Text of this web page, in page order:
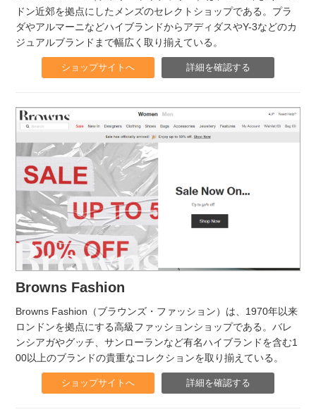
ドン近郊を拠点にしたメンズのセレクトショップである。プラ
ダやアルマーニなどハイブランドからアディダスやY-3などのカ
ジュアルブランドまで幅広く取り揃えている。
ショップサイトへ 詳細を確認する
Browns Fashion
Browns Fashion（ブラウンズ・ファッション）は、1970年以来
ロンドンを拠点にする高級ファッションショップである。バレ
ンシアガやグッチ、サンローランなど有名ハイブランドを含む1
00以上のブランドの貴重なコレクションを取り揃えている。
ショップサイトへ 詳細を確認する